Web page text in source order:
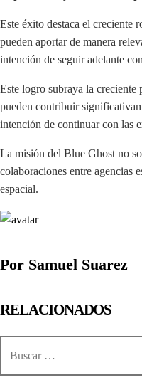
Este éxito destaca el creciente
pueden aportar de manera
intención de seguir adelante
Este logro subraya la creciente
pueden contribuir
intención de continuar con las
La misión del Blue Ghost no
colaboraciones entre agencias
espacial.
Por Samuel Suarez
RELACIONADOS